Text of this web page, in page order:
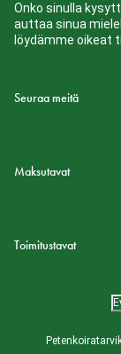
Onko sinulla
auttaa sinua
löydämme oikeat
Seuraa meitä
Maksutavat
Toimitustavat